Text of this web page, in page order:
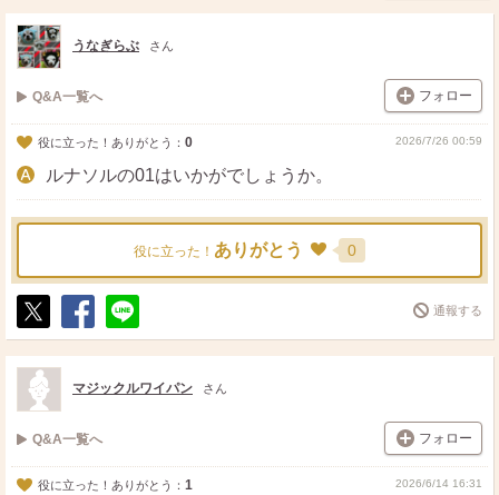
うなぎらぶ さん
Q&A一覧へ フォロー
役に立った！ありがとう： 0 2026/7/26 00:59
ルナソルの01はいかがでしょうか。
役に立った！ ありがとう 0
ポ
ス
ト
シ
ェ
送
る
通報する
マジックルワイパン さん
Q&A一覧へ フォロー
役に立った！ありがとう： 1 2026/6/14 16:31